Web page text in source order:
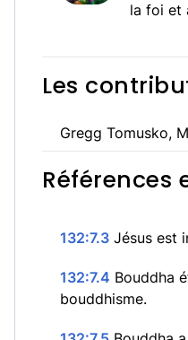
la foi et
Les
Gregg Tomusko,
Références
132:7.3 Jésus est
132:7.4 Bouddha
bouddhisme.